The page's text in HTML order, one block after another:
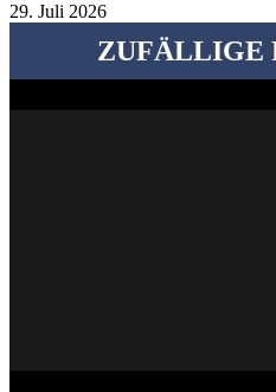
29. Juli 2026
ZUFÄLLIGE